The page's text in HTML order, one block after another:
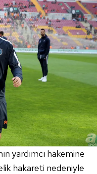
yardımcı hakemine
hakareti nedeniyle